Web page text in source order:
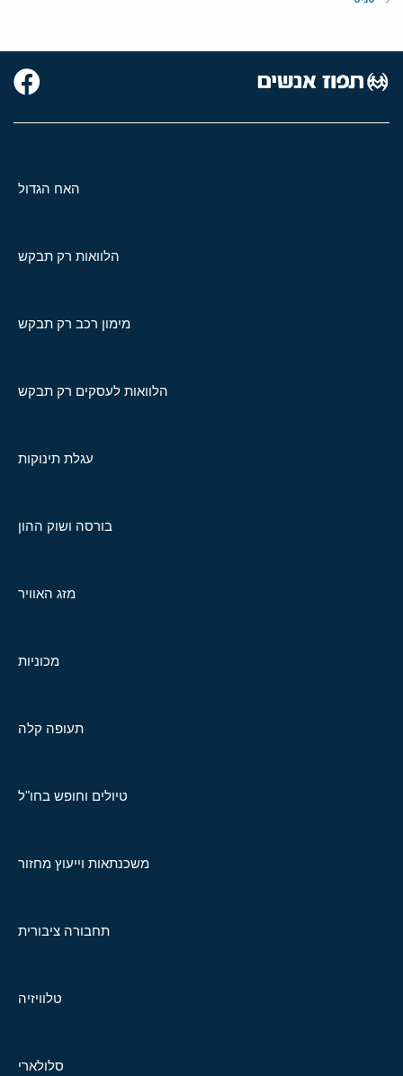
האח הגדול
הלוואות רק תבקש
מימון רכב רק תבקש
הלוואות לעסקים רק תבקש
עגלת תינוקות
בורסה ושוק ההון
מזג האוויר
מכוניות
תעופה קלה
טיולים וחופש בחו"ל
משכנתאות וייעוץ מחזור
תחבורה ציבורית
טלוויזיה
סלולארי